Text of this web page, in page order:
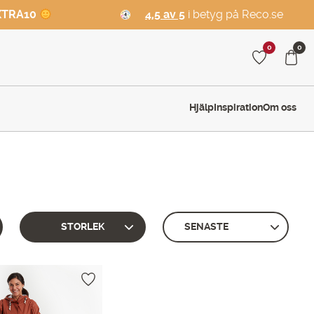
4,5 av 5 i betyg på Reco.se
HjälpInspirationOm oss
0 0
STORLEK